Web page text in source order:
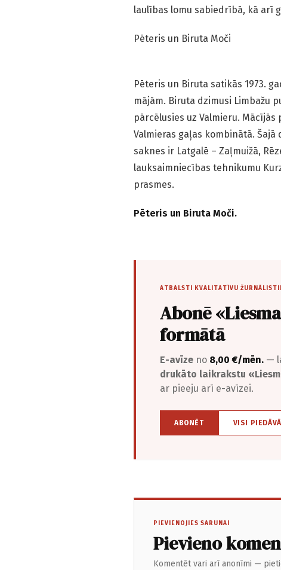
laulības lomu sabiedrībā, kā arī
Pēteris un Biruta Moči
Pēteris un Biruta satikās 1973.
mājām. Biruta dzimusi Limbažu
pārcēlusies uz Valmieru.
Valmieras gaļas kombinātā.
saknes ir Latgalē – Zaļmuižā,
lauksaimniecības tehnikumu
prasmes.
Pēteris un Biruta Moči.
ATBALSTI KVALITATĪVU
Abonē
formātā
E-avīze no 8,00 €/mēn. —
drukāto laikrakstu
ar pieeju arī e-avīzei.
ABONĒT VISI
PIEVIENOJIES SARUNAI
Pievieno
Komentēt vari arī anonīmi —